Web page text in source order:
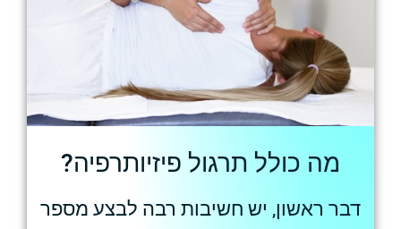
מה כולל תרגול פיזיותרפיה?
דבר ראשון, יש חשיבות רבה לבצע מספר